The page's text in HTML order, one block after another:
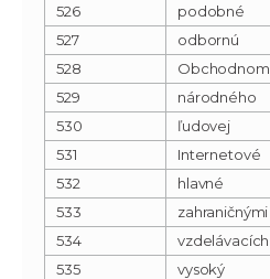
526
podobné
527
odbornú
528
Obchodnom
529
národného
530
ľudovej
531
Internetové
532
hlavné
533
zahraničnými
534
vzdelávacích
535
vysoký